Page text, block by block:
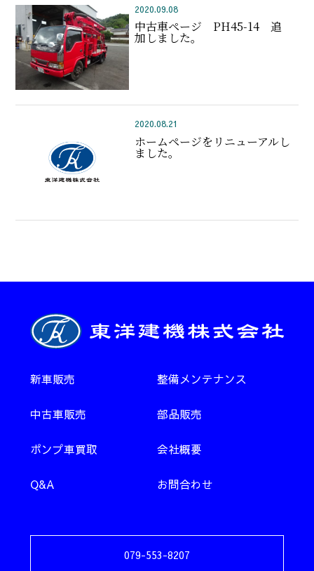
2020.09.08
中古車ページ PH45-14 追
加しました。
2020.08.21
ホームページをリニューアルし
ました。
新車販売 整備メンテナンス
中古車販売 部品販売
ポンプ車買取 会社概要
Q&A お問合わせ
079-553-8207